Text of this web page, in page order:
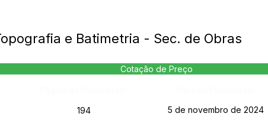
e Batimetria - Sec. de Obras
Cotação de Preço
194 5 de novembro de 2024